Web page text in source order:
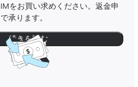
をお買い求めください。返金申
承ります。
続きを読む